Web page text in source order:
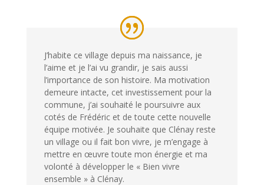
J’habite ce village depuis ma naissance, je
l’aime et je l’ai vu grandir, je sais aussi
l’importance de son histoire. Ma motivation
demeure intacte, cet investissement pour la
commune, j’ai souhaité le poursuivre aux
cotés de Frédéric et de toute cette nouvelle
équipe motivée. Je souhaite que Clénay reste
un village ou il fait bon vivre, je m’engage à
mettre en œuvre toute mon énergie et ma
volonté à développer le « Bien vivre
ensemble » à Clénay.